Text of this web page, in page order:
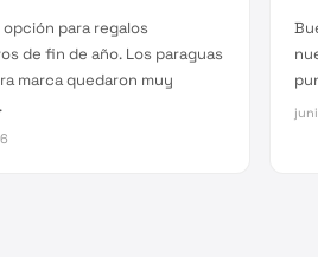
para regalos
de fin de año. Los paraguas
marca quedaron muy